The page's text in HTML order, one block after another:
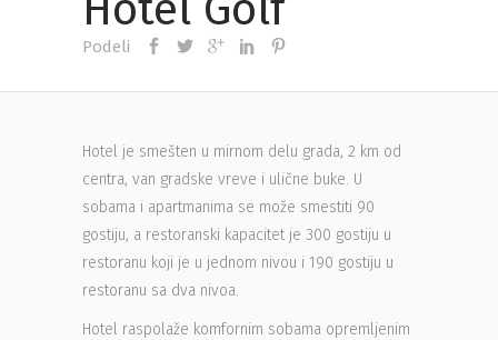
Podeli
Hotel je smešten u mirnom delu grada, 2 km od
centra, van gradske vreve i ulične buke. U
sobama i apartmanima se može smestiti 90
gostiju, a restoranski kapacitet je 300 gostiju u
restoranu koji je u jednom nivou i 190 gostiju u
restoranu sa dva nivoa.
Hotel raspolaže komfornim sobama opremljenim